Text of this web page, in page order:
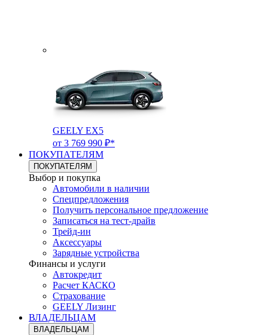
GEELY EX5
от 3 769 990 ₽*
ПОКУПАТЕЛЯМ
ПОКУПАТЕЛЯМ
Выбор и покупка
Автомобили в наличии
Спецпредложения
Получить персональное предложение
Записаться на тест-драйв
Трейд-ин
Аксессуары
Зарядные устройства
Финансы и услуги
Автокредит
Расчет КАСКО
Страхование
GEELY Лизинг
ВЛАДЕЛЬЦАМ
ВЛАДЕЛЬЦАМ